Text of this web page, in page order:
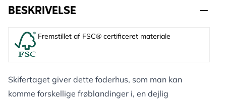
BESKRIVELSE
Fremstillet af FSC® certificeret materiale
Skifertaget giver dette foderhus, som man kan
komme forskellige frøblandinger i, en dejlig